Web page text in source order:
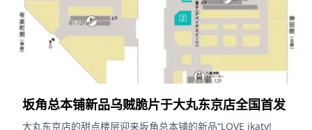
坂角总本铺新品乌贼脆片于大丸东京店全国首发
大丸东京店的甜点楼层迎来坂角总本铺的新品“LOVE ikaty!